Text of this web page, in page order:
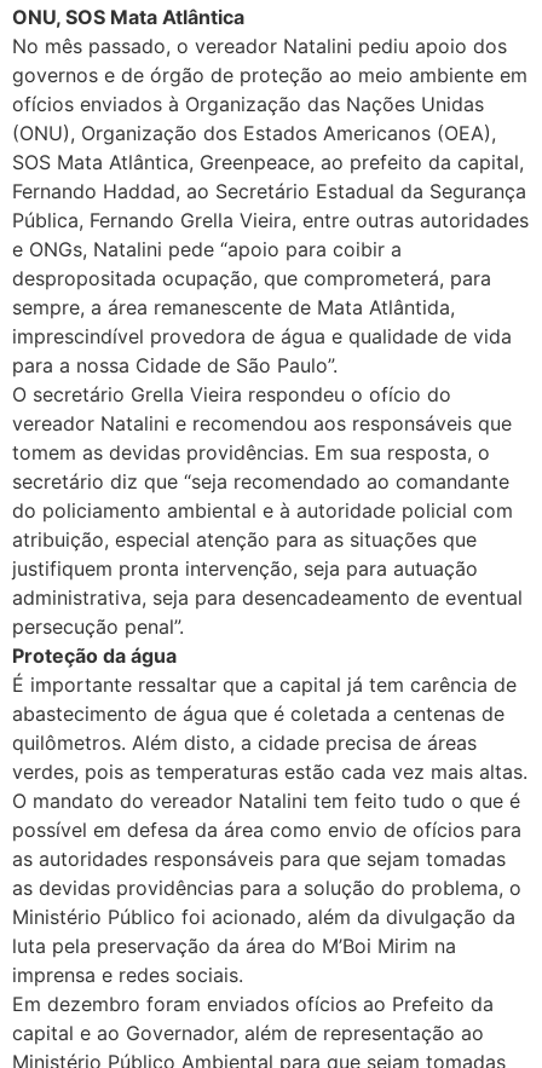
ONU, SOS Mata Atlântica
No mês passado, o vereador Natalini pediu apoio dos
governos e de órgão de proteção ao meio ambiente em
ofícios enviados à Organização das Nações Unidas
(ONU), Organização dos Estados Americanos (OEA),
SOS Mata Atlântica, Greenpeace, ao prefeito da capital,
Fernando Haddad, ao Secretário Estadual da Segurança
Pública, Fernando Grella Vieira, entre outras autoridades
e ONGs, Natalini pede “apoio para coibir a
despropositada ocupação, que comprometerá, para
sempre, a área remanescente de Mata Atlântida,
imprescindível provedora de água e qualidade de vida
para a nossa Cidade de São Paulo”.
O secretário Grella Vieira respondeu o ofício do
vereador Natalini e recomendou aos responsáveis que
tomem as devidas providências. Em sua resposta, o
secretário diz que “seja recomendado ao comandante
do policiamento ambiental e à autoridade policial com
atribuição, especial atenção para as situações que
justifiquem pronta intervenção, seja para autuação
administrativa, seja para desencadeamento de eventual
persecução penal”.
Proteção da água
É importante ressaltar que a capital já tem carência de
abastecimento de água que é coletada a centenas de
quilômetros. Além disto, a cidade precisa de áreas
verdes, pois as temperaturas estão cada vez mais altas.
O mandato do vereador Natalini tem feito tudo o que é
possível em defesa da área como envio de ofícios para
as autoridades responsáveis para que sejam tomadas
as devidas providências para a solução do problema, o
Ministério Público foi acionado, além da divulgação da
luta pela preservação da área do M’Boi Mirim na
imprensa e redes sociais.
Em dezembro foram enviados ofícios ao Prefeito da
capital e ao Governador, além de representação ao
Ministério Público Ambiental para que sejam tomadas